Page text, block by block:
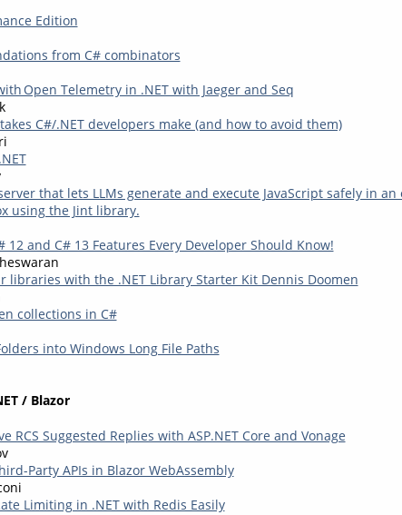
Edition
from C# combinators
Open Telemetry in .NET with Jaeger and Seq
C#/.NET developers make (and how to avoid them)
server that lets LLMs generate and execute JavaScript safely in
using the Jint library.
12 and C# 13 Features Every Developer Should Know!
libraries with the .NET Library Starter Kit Dennis Doomen
collections in C#
into Windows Long File Paths
/ Blazor
RCS Suggested Replies with ASP.NET Core and Vonage
Party APIs in Blazor WebAssembly
Limiting in .NET with Redis Easily